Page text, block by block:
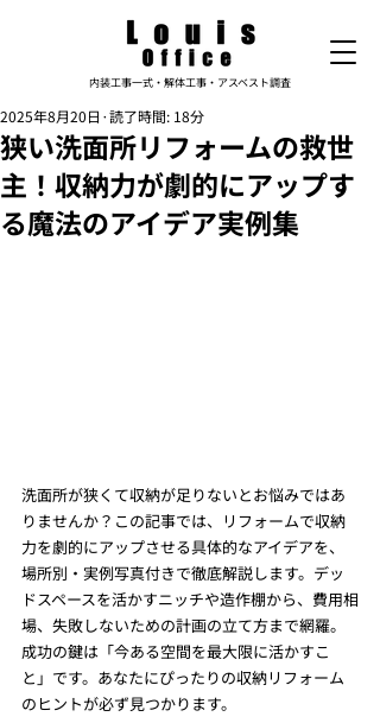
内装工事一式・解体工事・アスベスト調査
狭い洗面所リフォームの救世
主！収納力が劇的にアップす
る魔法のアイデア実例集
2025年8月20日 読了時間: 18分
洗面所が狭くて収納が足りないとお悩みではあ
りませんか？この記事では、リフォームで収納
力を劇的にアップさせる具体的なアイデアを、
場所別・実例写真付きで徹底解説します。デッ
ドスペースを活かすニッチや造作棚から、費用相
場、失敗しないための計画の立て方まで網羅。
成功の鍵は「今ある空間を最大限に活かすこ
と」です。あなたにぴったりの収納リフォーム
のヒントが必ず見つかります。